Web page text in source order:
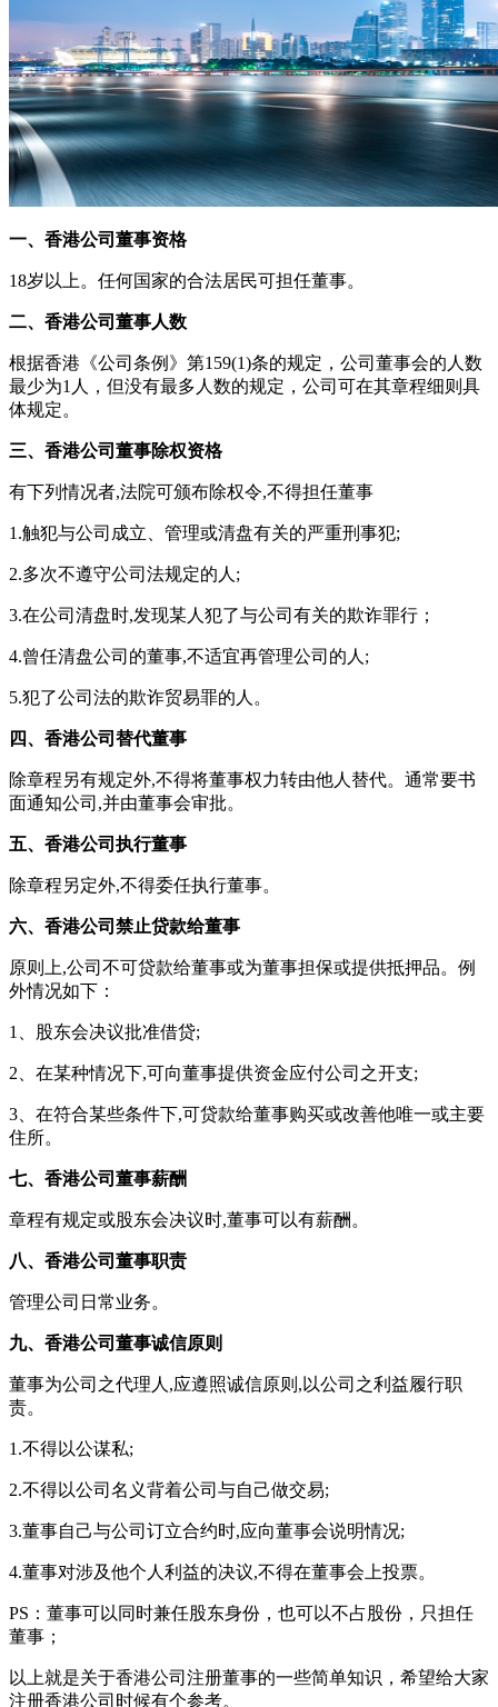
一、香港公司董事资格
18岁以上。任何国家的合法居民可担任董事。
二、香港公司董事人数
根据香港《公司条例》第159(1)条的规定，公司董事会的人数
最少为1人，但没有最多人数的规定，公司可在其章程细则具
体规定。
三、香港公司董事除权资格
有下列情况者,法院可颁布除权令,不得担任董事
1.触犯与公司成立、管理或清盘有关的严重刑事犯;
2.多次不遵守公司法规定的人;
3.在公司清盘时,发现某人犯了与公司有关的欺诈罪行；
4.曾任清盘公司的董事,不适宜再管理公司的人;
5.犯了公司法的欺诈贸易罪的人。
四、香港公司替代董事
除章程另有规定外,不得将董事权力转由他人替代。通常要书
面通知公司,并由董事会审批。
五、香港公司执行董事
除章程另定外,不得委任执行董事。
六、香港公司禁止贷款给董事
原则上,公司不可贷款给董事或为董事担保或提供抵押品。例
外情况如下：
1、股东会决议批准借贷;
2、在某种情况下,可向董事提供资金应付公司之开支;
3、在符合某些条件下,可贷款给董事购买或改善他唯一或主要
住所。
七、香港公司董事薪酬
章程有规定或股东会决议时,董事可以有薪酬。
八、香港公司董事职责
管理公司日常业务。
九、香港公司董事诚信原则
董事为公司之代理人,应遵照诚信原则,以公司之利益履行职
责。
1.不得以公谋私;
2.不得以公司名义背着公司与自己做交易;
3.董事自己与公司订立合约时,应向董事会说明情况;
4.董事对涉及他个人利益的决议,不得在董事会上投票。
PS：董事可以同时兼任股东身份，也可以不占股份，只担任
董事；
以上就是关于香港公司注册董事的一些简单知识，希望给大家
注册香港公司时候有个参考。